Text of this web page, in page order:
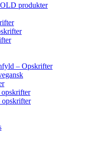
produkter
– Opskrifter
opskrifter
opskrifter